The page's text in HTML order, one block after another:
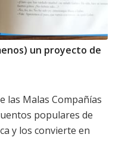
un proyecto de
las Malas Compañías
populares de
y los convierte en